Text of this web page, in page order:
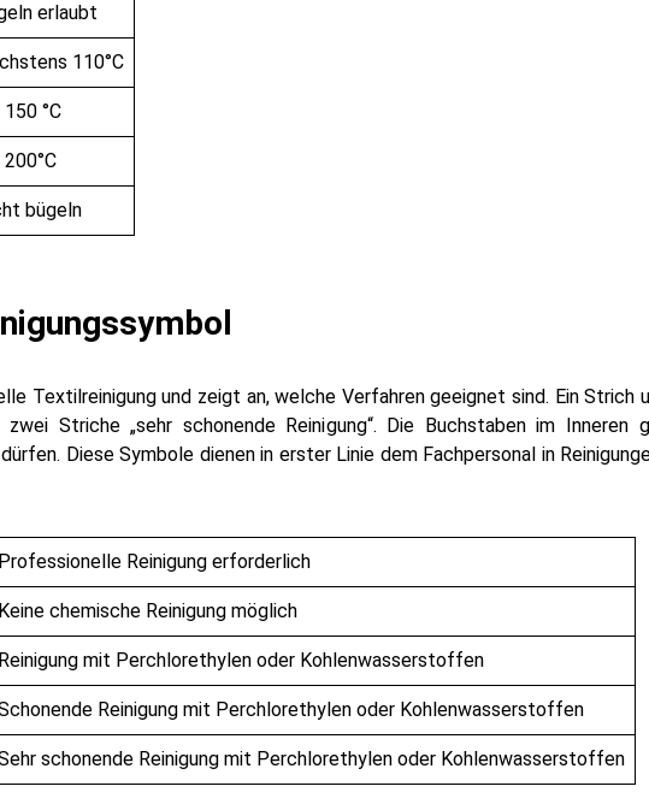
erlaubt
110°C
150 °C
200°C
bügeln
Textilreinigung und zeigt an, welche Verfahren geeignet sind. Ein Strich
zwei Striche „sehr schonende Reinigung“. Die Buchstaben im Inneren
Diese Symbole dienen in erster Linie dem Fachpersonal in
Professionelle Reinigung erforderlich
Keine chemische Reinigung möglich
Reinigung mit Perchlorethylen oder Kohlenwasserstoffen
Reinigung mit Perchlorethylen oder Kohlenwasserstoffen
schonende Reinigung mit Perchlorethylen oder Kohlenwasserstoffen